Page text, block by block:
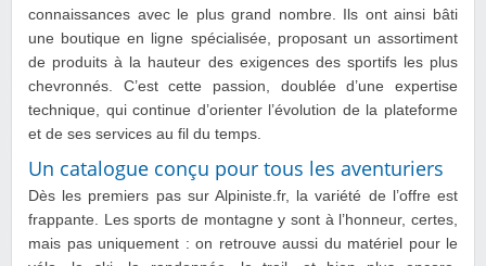
connaissances avec le plus grand nombre. Ils ont ainsi bâti
une boutique en ligne spécialisée, proposant un assortiment
de produits à la hauteur des exigences des sportifs les plus
chevronnés. C’est cette passion, doublée d’une expertise
technique, qui continue d’orienter l’évolution de la plateforme
et de ses services au fil du temps.
Un catalogue conçu pour tous les aventuriers
Dès les premiers pas sur Alpiniste.fr, la variété de l’offre est
frappante. Les sports de montagne y sont à l’honneur, certes,
mais pas uniquement : on retrouve aussi du matériel pour le